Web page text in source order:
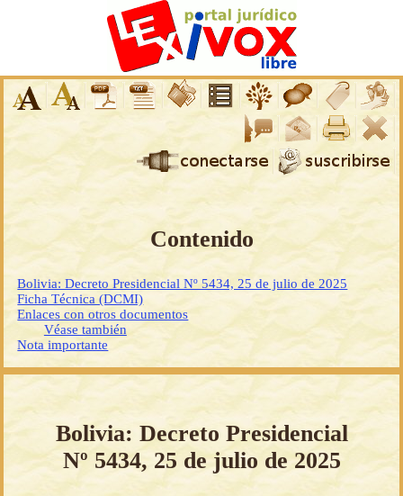
Contenido
Bolivia: Decreto Presidencial Nº 5434, 25 de julio de 2025
Ficha Técnica (DCMI)
Enlaces con otros documentos
Véase también
Nota importante
Bolivia: Decreto Presidencial
Nº 5434, 25 de julio de 2025